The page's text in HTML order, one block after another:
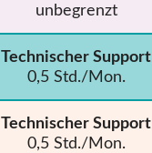
unbegrenzt
Technischer Support
0,5 Std./Mon.
Technischer Support
0,5 Std./Mon.